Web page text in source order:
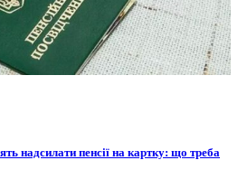
надсилати пенсії на картку: що треба